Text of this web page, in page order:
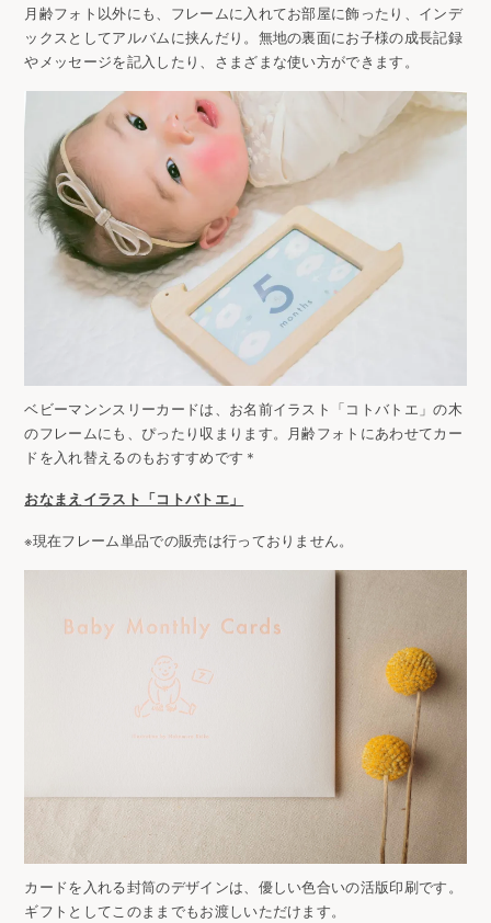
月齢フォト以外にも、フレームに入れてお部屋に飾ったり、インデ
ックスとしてアルバムに挟んだり。無地の裏面にお子様の成長記録
やメッセージを記入したり、さまざまな使い方ができます。
ベビーマンンスリーカードは、お名前イラスト「コトバトエ」の木
のフレームにも、ぴったり収まります。月齢フォトにあわせてカー
ドを入れ替えるのもおすすめです＊
おなまえイラスト「コトバトエ」
※現在フレーム単品での販売は行っておりません。
カードを入れる封筒のデザインは、優しい色合いの活版印刷です。
ギフトとしてこのままでもお渡しいただけます。